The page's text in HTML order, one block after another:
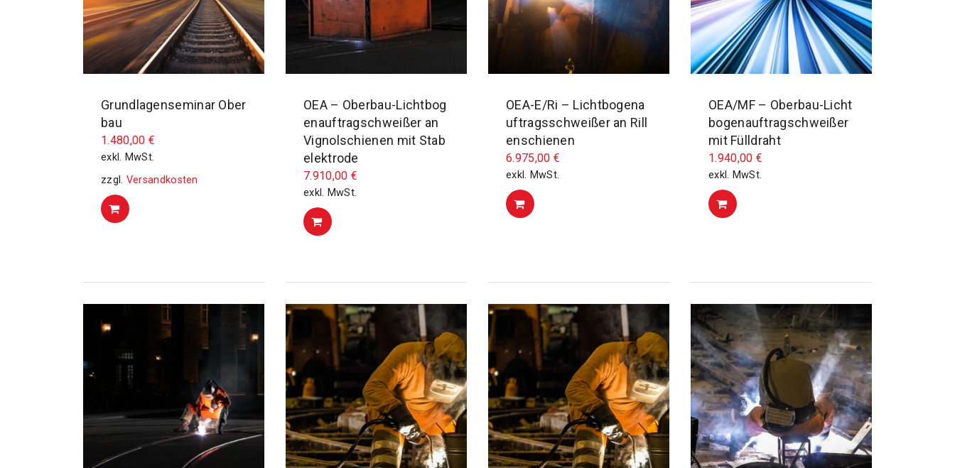
Grundlagenseminar Ober
bau
1.480,00 €
exkl. MwSt.
zzgl. Versandkosten
OEA – Oberbau-Lichtbog
enauftragschweißer an
Vignolschienen mit Stab
elektrode
7.910,00 €
exkl. MwSt.
OEA-E/Ri – Lichtbogena
uftragsschweißer an Rill
enschienen
6.975,00 €
exkl. MwSt.
OEA/MF – Oberbau-Licht
bogenauftragschweißer
mit Fülldraht
1.940,00 €
exkl. MwSt.